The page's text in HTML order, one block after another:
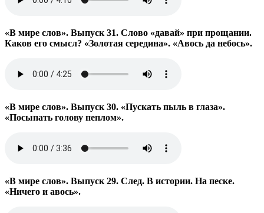
«В мире слов». Выпуск 31. Слово «давай» при прощании.
Каков его смысл? «Золотая середина». «Авось да небось».
«В мире слов». Выпуск 30. «Пускать пыль в глаза».
«Посыпать голову пеплом».
«В мире слов». Выпуск 29. След. В истории. На песке.
«Ничего и авось».